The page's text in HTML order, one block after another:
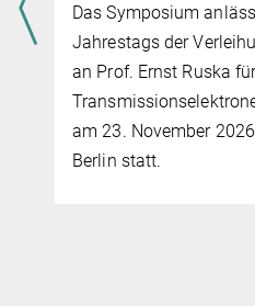
Das Symposium
Jahrestags der
an Prof. Ernst Ruska
am 23. November
Berlin statt.